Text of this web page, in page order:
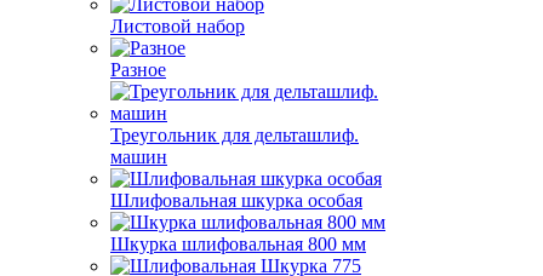
Листовой набор
Разное
Треугольник для дельташлиф.
машин
Шлифовальная шкурка особая
Шкурка шлифовальная 800 мм